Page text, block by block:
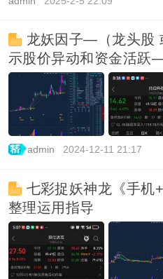
龙妖因子—（龙头股
示股价异动和资金活
指导
admin 2024-12-11 21:17
七彩捉妖神龙《手
整理运用指导